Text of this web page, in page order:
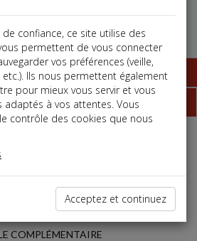
COMPLÉMENTAIRE
confiance, ce site utilise des
permettent de vous connecter
vos préférences (veille,
Ils nous permettent également
pour mieux vous servir et vous
adaptés à vos attentes. Vous
contrôle des cookies que nous
Acceptez et continuez